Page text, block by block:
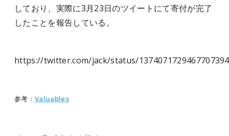
しており、実際に3月23日のツイートにて寄付が完了
したことを報告している。
https://twitter.com/jack/status/1374071729467707394
参考： Valuables